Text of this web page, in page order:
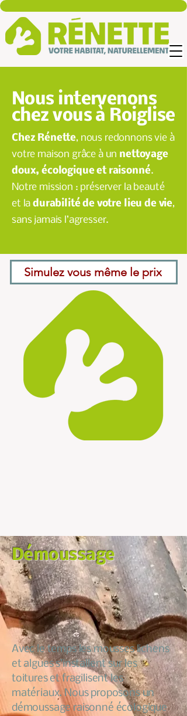
Nous intervenons
chez vous à Roiglise
Chez Rénette, nous redonnons vie à
votre maison grâce à un nettoyage
doux, écologique et raisonné.
Notre mission : préserver la beauté
et ladurabilité de votre lieu de vie,
sans jamais l’agresser.
Simulez vous même le prix
Démoussage
Avec le temps les mousses lichens
et algues s’installent sur les
toitures et fragilisent les
matériaux. Nous proposons un
démoussage raisonné écologique